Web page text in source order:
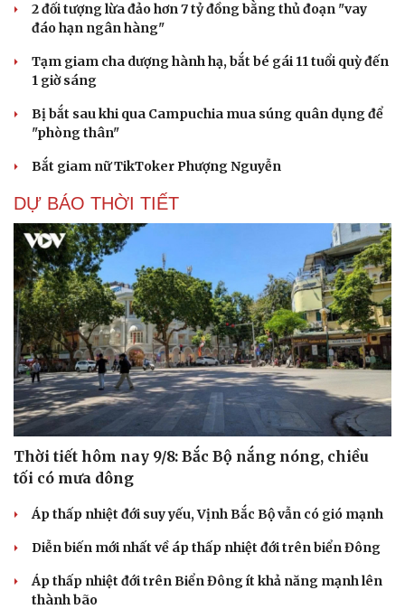
Cải chính
2 đối tượng lừa đảo hơn 7 tỷ đồng bằng thủ đoạn "vay
đáo hạn ngân hàng"
Tạm giam cha dượng hành hạ, bắt bé gái 11 tuổi quỳ đến
1 giờ sáng
Bị bắt sau khi qua Campuchia mua súng quân dụng để
"phòng thân"
Bắt giam nữ TikToker Phượng Nguyễn
DỰ BÁO THỜI TIẾT
Thời tiết hôm nay 9/8: Bắc Bộ nắng nóng, chiều
tối có mưa dông
Áp thấp nhiệt đới suy yếu, Vịnh Bắc Bộ vẫn có gió mạnh
Diễn biến mới nhất về áp thấp nhiệt đới trên biển Đông
Áp thấp nhiệt đới trên Biển Đông ít khả năng mạnh lên
thành bão